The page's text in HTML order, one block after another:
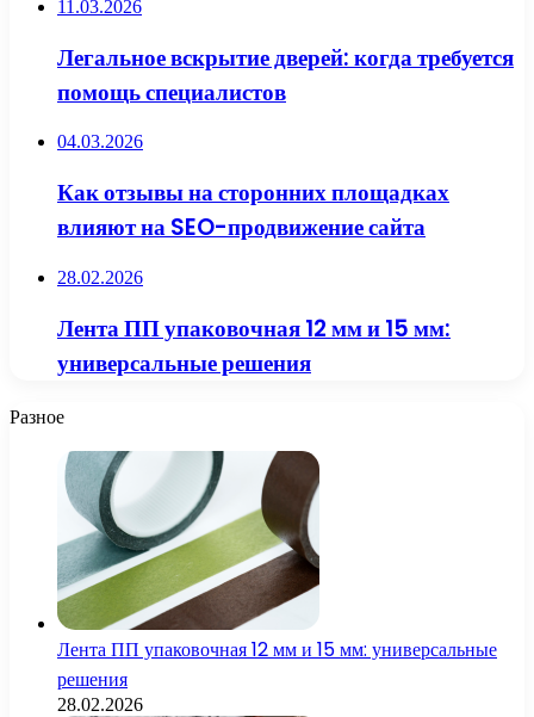
11.03.2026
Легальное вскрытие дверей: когда требуется
помощь специалистов
04.03.2026
Как отзывы на сторонних площадках
влияют на SEO-продвижение сайта
28.02.2026
Лента ПП упаковочная 12 мм и 15 мм:
универсальные решения
Разное
Лента ПП упаковочная 12 мм и 15 мм: универсальные
решения
28.02.2026